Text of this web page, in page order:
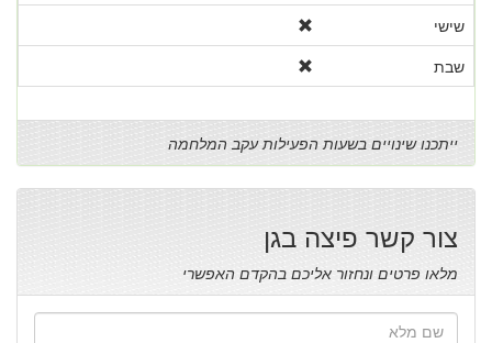
שישי
שבת
ייתכנו שינויים בשעות הפעילות עקב המלחמה
צור קשר פיצה בגן
מלאו פרטים ונחזור אליכם בהקדם האפשרי